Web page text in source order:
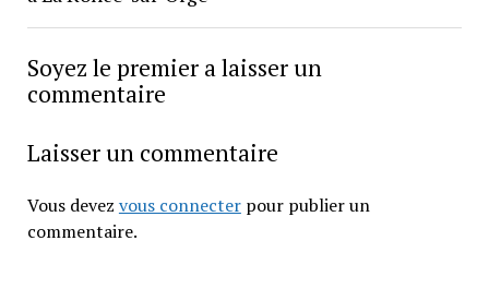
Soyez le premier a laisser un
commentaire
Laisser un commentaire
Vous devez vous connecterpour publier un
commentaire.